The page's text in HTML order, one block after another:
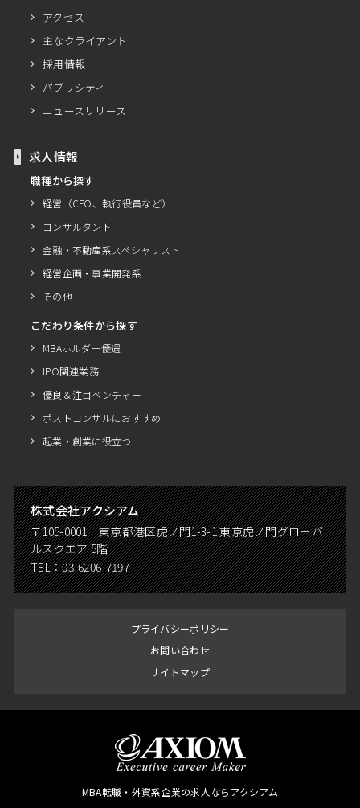
アクセス
主なクライアント
採用情報
パブリシティ
ニュースリリース
求人情報
職種から探す
経営（CFO、執行役員など）
コンサルタント
金融・不動産系スペシャリスト
経営企画・事業開発系
その他
こだわり条件から探す
MBAホルダー優遇
IPO関連業務
優良＆注目ベンチャー
ポストコンサルにおすすめ
起業・創業に役立つ
株式会社アクシアム
〒105-0001 東京都港区虎ノ門1-3-1 東京虎ノ門グローバ
ルスクエア 5階
TEL：03-6206-7197
プライバシーポリシー
お問い合わせ
サイトマップ
MBA転職・外資系企業の求人ならアクシアム